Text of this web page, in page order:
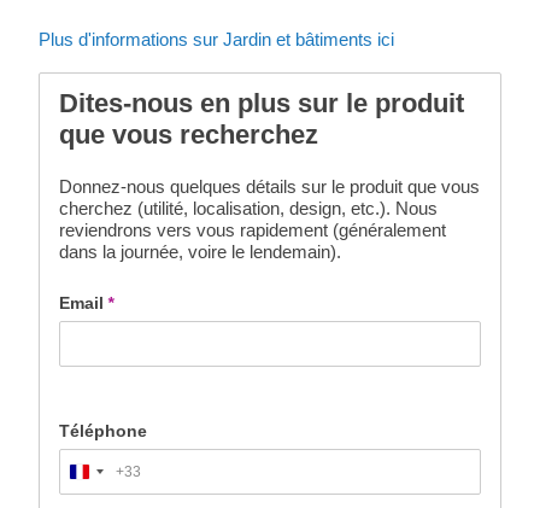
Plus d'informations sur Jardin et bâtiments ici
Dites-nous en plus sur le produit
que vous recherchez
Donnez-nous quelques détails sur le produit que vous
cherchez (utilité, localisation, design, etc.). Nous
reviendrons vers vous rapidement (généralement
dans la journée, voire le lendemain).
Email *
Téléphone
France
+33
+33